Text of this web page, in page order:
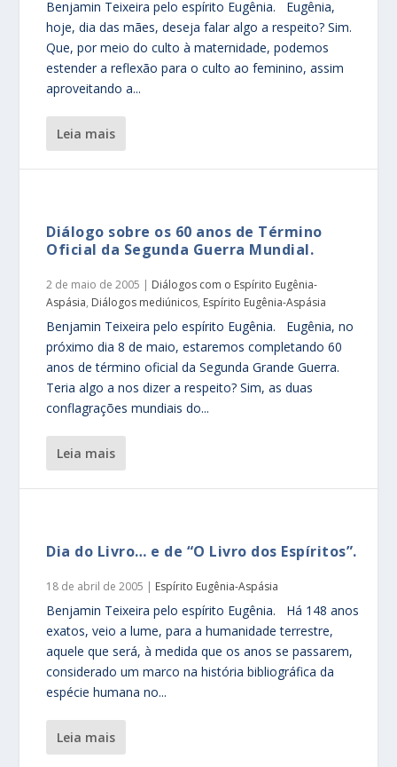
Benjamin Teixeira pelo espírito Eugênia. Eugênia,
hoje, dia das mães, deseja falar algo a respeito? Sim.
Que, por meio do culto à maternidade, podemos
estender a reflexão para o culto ao feminino, assim
aproveitando a...
leia mais
Diálogo sobre os 60 anos de Término
Oficial da Segunda Guerra Mundial.
2 de maio de 2005 | Diálogos com o Espírito Eugênia-
Aspásia, Diálogos mediúnicos, Espírito Eugênia-Aspásia
Benjamin Teixeira pelo espírito Eugênia. Eugênia, no
próximo dia 8 de maio, estaremos completando 60
anos de término oficial da Segunda Grande Guerra.
Teria algo a nos dizer a respeito? Sim, as duas
conflagrações mundiais do...
leia mais
Dia do Livro… e de “O Livro dos Espíritos”.
18 de abril de 2005 | Espírito Eugênia-Aspásia
Benjamin Teixeira pelo espírito Eugênia. Há 148 anos
exatos, veio a lume, para a humanidade terrestre,
aquele que será, à medida que os anos se passarem,
considerado um marco na história bibliográfica da
espécie humana no...
leia mais